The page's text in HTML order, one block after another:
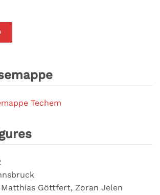
Techem
Matthias Göttfert, Zoran Jelen